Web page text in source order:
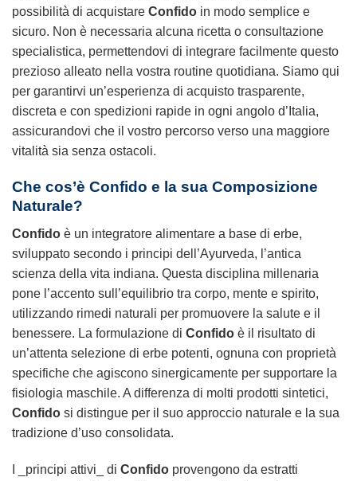
possibilità di acquistare Confido in modo semplice e
sicuro. Non è necessaria alcuna ricetta o consultazione
specialistica, permettendovi di integrare facilmente questo
prezioso alleato nella vostra routine quotidiana. Siamo qui
per garantirvi un’esperienza di acquisto trasparente,
discreta e con spedizioni rapide in ogni angolo d’Italia,
assicurandovi che il vostro percorso verso una maggiore
vitalità sia senza ostacoli.
Che cos’è Confido e la sua Composizione
Naturale?
Confido è un integratore alimentare a base di erbe,
sviluppato secondo i principi dell’Ayurveda, l’antica
scienza della vita indiana. Questa disciplina millenaria
pone l’accento sull’equilibrio tra corpo, mente e spirito,
utilizzando rimedi naturali per promuovere la salute e il
benessere. La formulazione di Confido è il risultato di
un’attenta selezione di erbe potenti, ognuna con proprietà
specifiche che agiscono sinergicamente per supportare la
fisiologia maschile. A differenza di molti prodotti sintetici,
Confido si distingue per il suo approccio naturale e la sua
tradizione d’uso consolidata.
I _principi attivi_ di Confido provengono da estratti